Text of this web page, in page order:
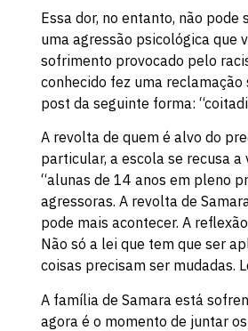
Essa dor, no entanto, não
uma agressão psicológica que
sofrimento provocado pelo
conhecido fez uma
post da seguinte forma:
A revolta de quem é alvo do
particular, a escola se recusa a
“alunas de 14 anos em pleno
agressoras. A revolta de
pode mais acontecer. A
Não só a lei que tem que ser
coisas precisam ser mudadas.
A família de Samara está
agora é o momento de juntar